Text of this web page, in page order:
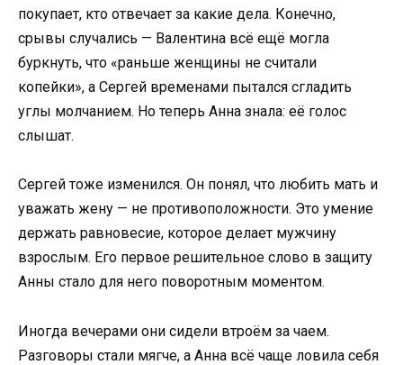
покупает, кто отвечает за какие дела. Конечно,
срывы случались — Валентина всё ещё могла
буркнуть, что «раньше женщины не считали
копейки», а Сергей временами пытался сгладить
углы молчанием. Но теперь Анна знала: её голос
слышат.
Сергей тоже изменился. Он понял, что любить мать и
уважать жену — не противоположности. Это умение
держать равновесие, которое делает мужчину
взрослым. Его первое решительное слово в защиту
Анны стало для него поворотным моментом.
Иногда вечерами они сидели втроём за чаем.
Разговоры стали мягче, а Анна всё чаще ловила себя